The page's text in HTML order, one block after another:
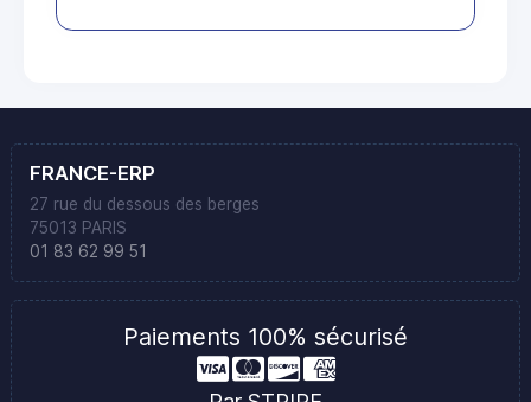
FRANCE-ERP
27 rue du dessous des berges
75013 PARIS
01 83 62 99 51
Paiements 100% sécurisé